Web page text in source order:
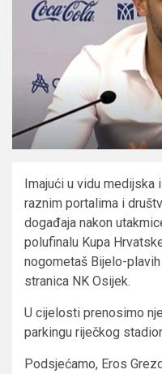
Imajući u vidu medijska
raznim portalima i
događaja nakon
polufinalu Kupa
nogometaš Bijelo-plavih
stranica NK Osijek.
U cijelosti prenosimo
parkingu riječkog
Podsjećamo, Eros